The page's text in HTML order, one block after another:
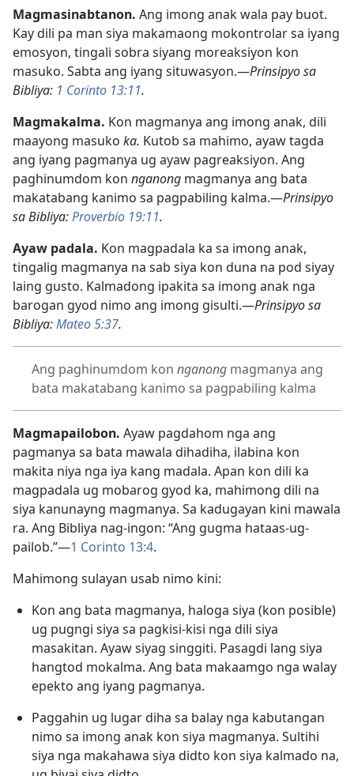
Magmasinabtanon. Ang imong anak wala pay buot.
Kay dili pa man siya makamaong mokontrolar sa iyang
emosyon, tingali sobra siyang moreaksiyon kon
masuko. Sabta ang iyang situwasyon.—Prinsipyo sa
Bibliya: 1 Corinto 13:11.
Magmakalma. Kon magmanya ang imong anak, dili
maayong masuko ka. Kutob sa mahimo, ayaw tagda
ang iyang pagmanya ug ayaw pagreaksiyon. Ang
paghinumdom kon nganong magmanya ang bata
makatabang kanimo sa pagpabiling kalma.—Prinsipyo
sa Bibliya:Proverbio 19:11.
Ayaw padala. Kon magpadala ka sa imong anak,
tingalig magmanya na sab siya kon duna na pod siyay
laing gusto. Kalmadong ipakita sa imong anak nga
barogan gyod nimo ang imong gisulti.—Prinsipyo sa
Bibliya:Mateo 5:37.
Ang paghinumdom kon nganong magmanya ang
bata makatabang kanimo sa pagpabiling kalma
Magmapailobon. Ayaw pagdahom nga ang
pagmanya sa bata mawala dihadiha, ilabina kon
makita niya nga iya kang madala. Apan kon dili ka
magpadala ug mobarog gyod ka, mahimong dili na
siya kanunayng magmanya. Sa kadugayan kini mawala
ra. Ang Bibliya nag-ingon: “Ang gugma hataas-ug-
pailob.”—1 Corinto 13:4.
Mahimong sulayan usab nimo kini:
Kon ang bata magmanya, haloga siya (kon posible)
ug pugngi siya sa pagkisi-kisi nga dili siya
masakitan. Ayaw siyag singgiti. Pasagdi lang siya
hangtod mokalma. Ang bata makaamgo nga walay
epekto ang iyang pagmanya.
Paggahin ug lugar diha sa balay nga kabutangan
nimo sa imong anak kon siya magmanya. Sultihi
siya nga makahawa siya didto kon siya kalmado na,